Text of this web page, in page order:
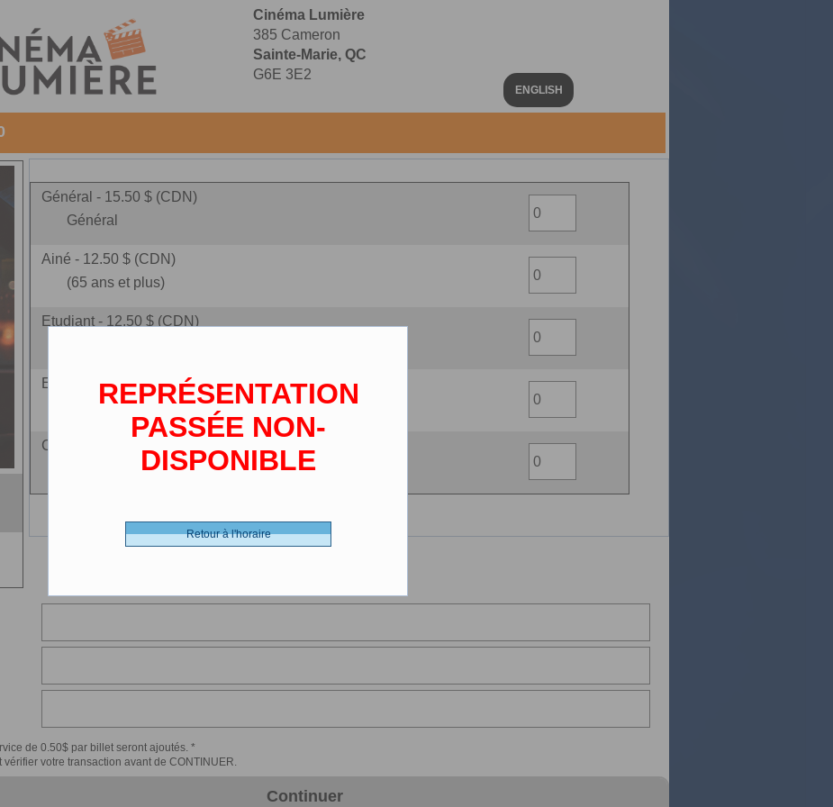
Cinéma Lumière
385 Cameron
Sainte-Marie, QC
G6E 3E2
ENGLISH
Général - 15.50 $ (CDN)
Général
Ainé - 12.50 $ (CDN)
(65 ans et plus)
Etudiant - 12.50 $ (CDN)
Enfant - 10.00 $ (CDN)
(2-12 ans)
Ciné-carte - 0.00 $ (CDN)
de 0.50$ par billet seront ajoutés. *
votre transaction avant de CONTINUER.
Continuer
REPRÉSENTATION
PASSÉE NON-
DISPONIBLE
Retour à l'horaire